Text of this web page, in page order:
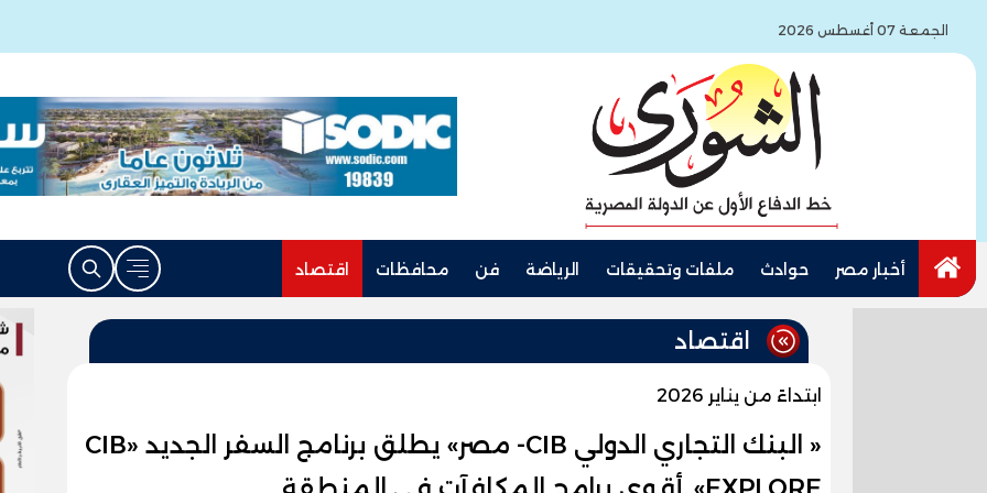
الجمعة 07 أغسطس 2026
أخبار مصر حوادث ملفات وتحقيقات الرياضة فن محافظات اقتصاد
اقتصاد
ابتداءً من يناير 2026
« البنك التجاري الدولي CIB- مصر» يطلق برنامج السفر الجديد «CIB